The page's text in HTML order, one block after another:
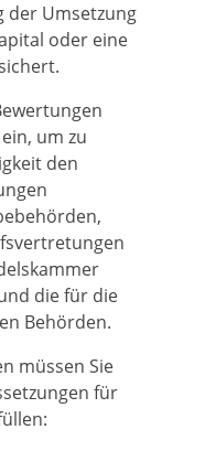
der Umsetzung
oder eine
ein, um zu
den
die für die
Behörden.
müssen Sie
für